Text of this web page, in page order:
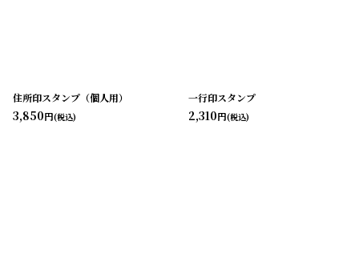
住所印スタンプ（個人用）
3,850円(税込)
一行印スタンプ
2,310円(税込)